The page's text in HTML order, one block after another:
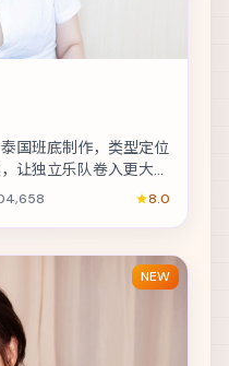
国班底制作，类型定位
让独立乐队卷入更大的
宰、孔刘 等，表演层...
8.0
NEW